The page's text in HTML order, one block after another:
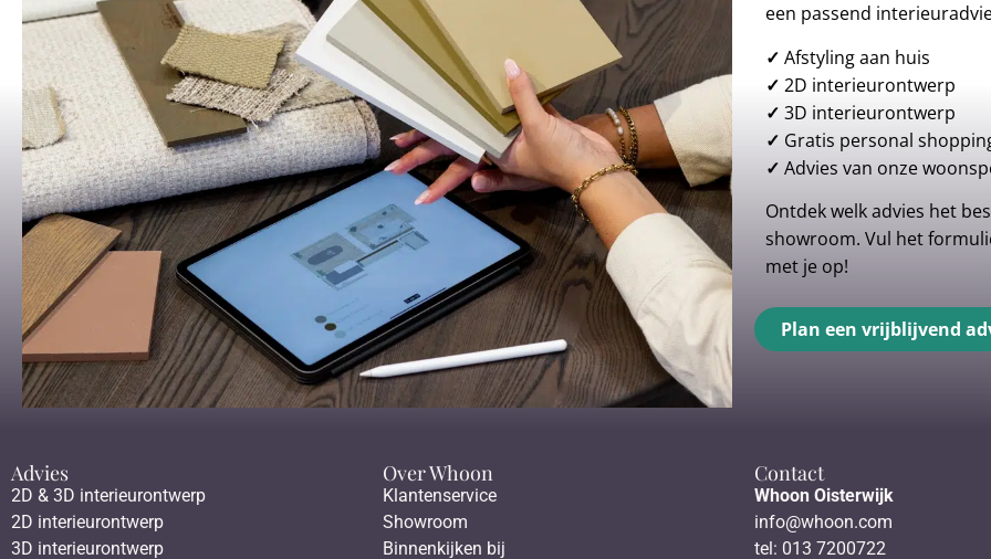
een passend
✓ Afstyling aan huis
✓ 2D interieurontwerp
✓ 3D interieurontwerp
✓ Gratis personal
✓ Advies van onze
Ontdek welk advies het
showroom. Vul het
met je op!
Plan een vrijblijvend
Advies
2D & 3D interieurontwerp
2D interieurontwerp
3D interieurontwerp
Over Whoon
Klantenservice
Showroom
Binnenkijken bij
Contact
Whoon Oisterwijk
info@whoon.com
tel: 013 7200722